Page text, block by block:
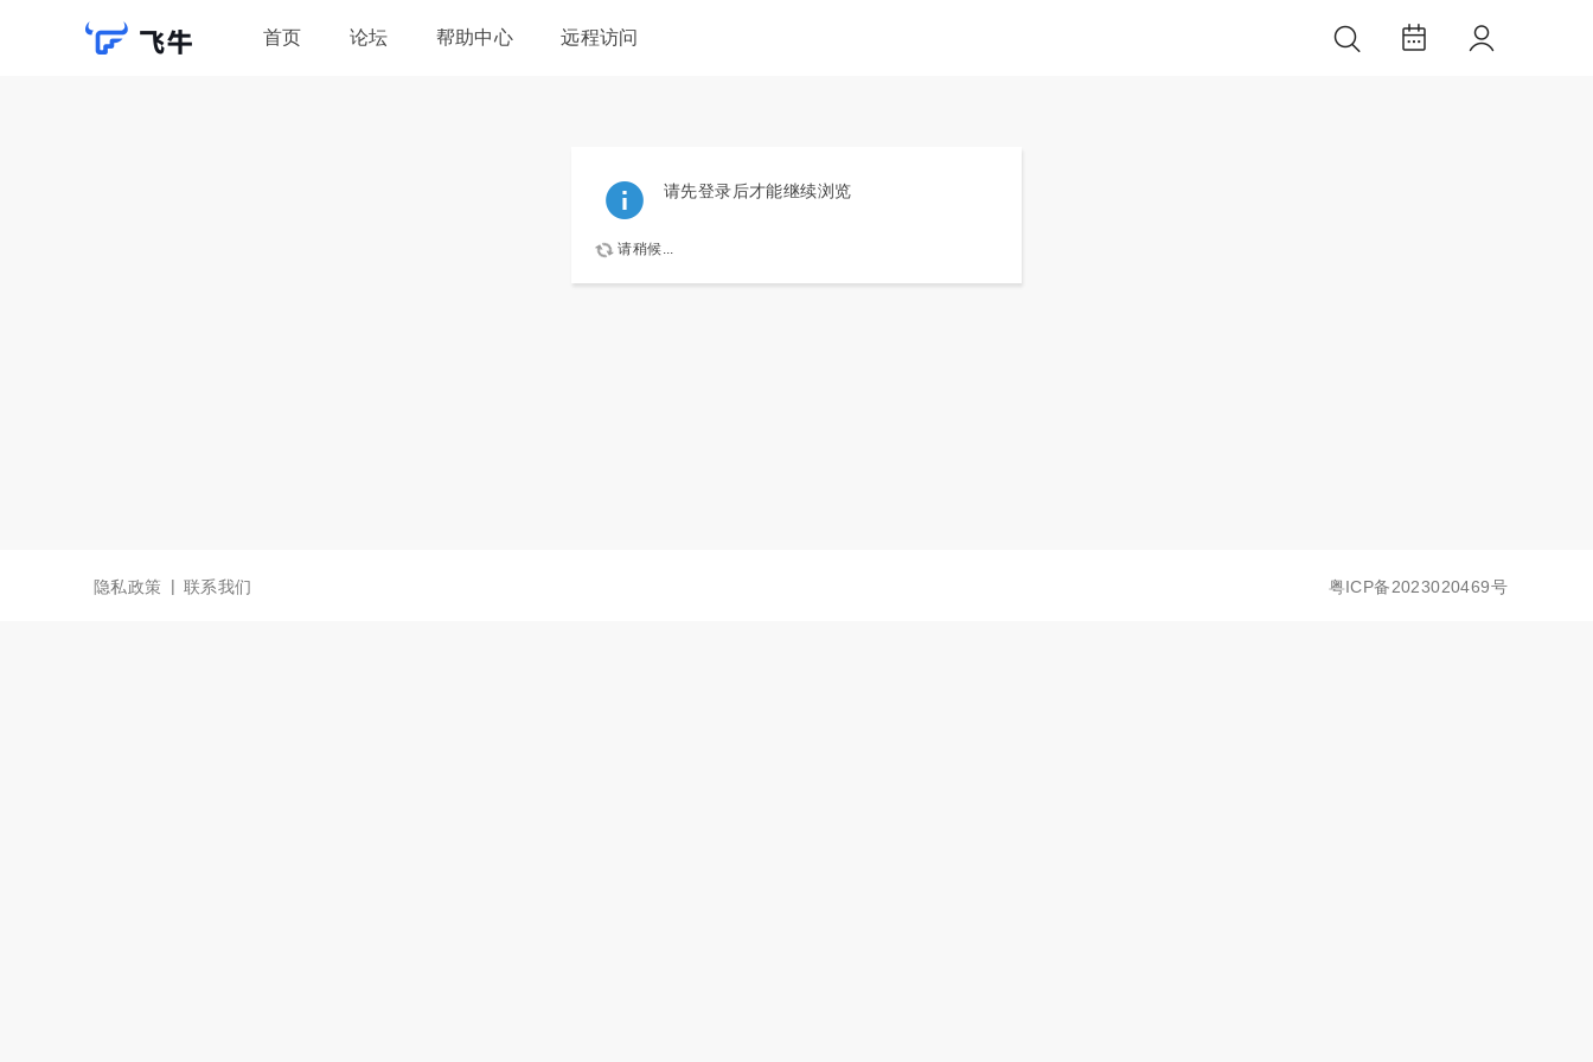
首页 论坛 帮助中心 远程访问
请先登录后才能继续浏览
请稍候...
隐私政策 | 联系我们 粤ICP备2023020469号